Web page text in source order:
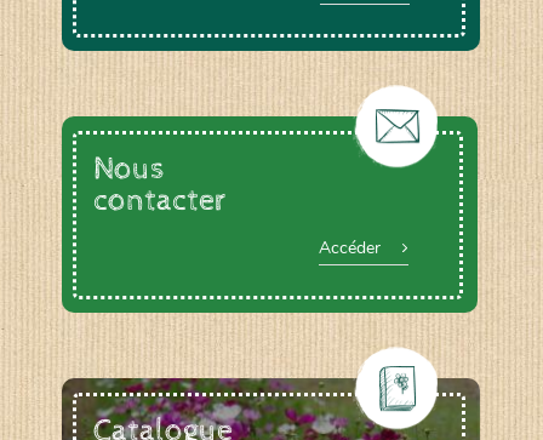
Nous
contacter
Accéder
Catalogue